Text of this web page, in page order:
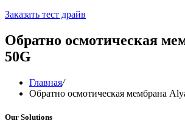
Заказать тест драйв
Обратно осмотическая
50G
Главная/
Обратно осмотическая мембрана
Our Solutions